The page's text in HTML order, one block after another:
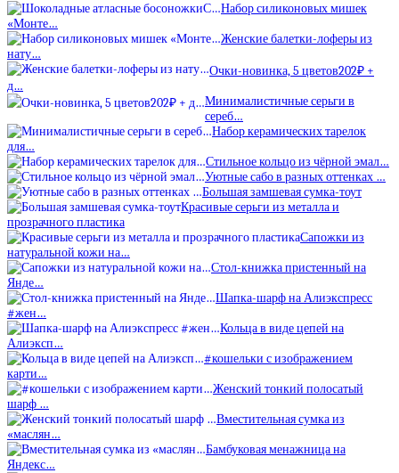
Набор силиконовых мишек
«Монте…
Женские балетки-лоферы из
нату…
Очки-новинка, 5 цветов202₽ +
д…
Минималистичные серьги в
сереб…
Набор керамических тарелок
для…
Стильное кольцо из чёрной эмал…
Уютные сабо в разных оттенках …
Большая замшевая сумка-тоут
Красивые серьги из металла и
прозрачного пластика
Сапожки из
натуральной кожи на…
Стол-книжка пристенный на
Янде…
Шапка-шарф на Алиэкспресс
#жен…
Кольца в виде цепей на
Алиэксп…
#кошельки с изображением
карти…
Женский тонкий полосатый
шарф …
Вместительная сумка из
«маслян…
Бамбуковая менажница на
Яндекс…